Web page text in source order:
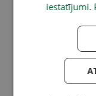
iestatījumi.